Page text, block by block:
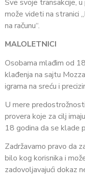
Sve svoje transakcije,
može videti na stranici
na računu“.
MALOLETNICI
Osobama mlađim od
klađenja na sajtu
igrama na sreću i
U mere
provera koje za cilj
18 godina da se klade
Zadržavamo pravo da
bilo kog korisnika i
zadovoljavajući dokaz